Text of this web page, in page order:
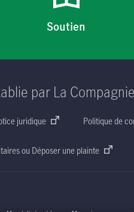
Soutien
par La
juridique Politique de
ou Déposer une plainte